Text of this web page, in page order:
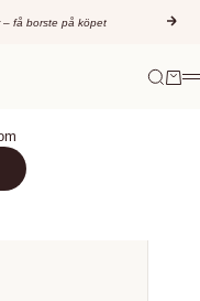
– få borste på köpet
Sök